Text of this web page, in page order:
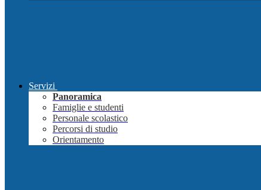
Servizi
Panoramica
Famiglie e studenti
Personale scolastico
Percorsi di studio
Orientamento